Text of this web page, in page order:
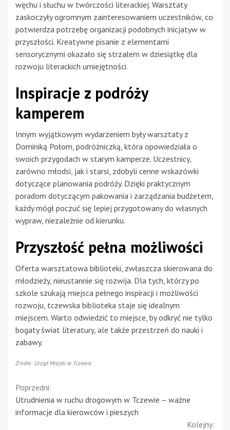
węchu i słuchu w twórczości literackiej. Warsztaty
zaskoczyły ogromnym zainteresowaniem uczestników, co
potwierdza potrzebę organizacji podobnych inicjatyw w
przyszłości. Kreatywne pisanie z elementami
sensorycznymi okazało się strzałem w dziesiątkę dla
rozwoju literackich umiejętności.
Inspiracje z podróży
kamperem
Innym wyjątkowym wydarzeniem były warsztaty z
Dominiką Połom, podróżniczką, która opowiedziała o
swoich przygodach w starym kamperze. Uczestnicy,
zarówno młodsi, jak i starsi, zdobyli cenne wskazówki
dotyczące planowania podróży. Dzięki praktycznym
poradom dotyczącym pakowania i zarządzania budżetem,
każdy mógł poczuć się lepiej przygotowany do własnych
wypraw, niezależnie od kierunku.
Przyszłość pełna możliwości
Oferta warsztatowa biblioteki, zwłaszcza skierowana do
młodzieży, nieustannie się rozwija. Dla tych, którzy po
szkole szukają miejsca pełnego inspiracji i możliwości
rozwoju, tczewska biblioteka staje się idealnym
miejscem. Warto odwiedzić to miejsce, by odkryć nie tylko
bogaty świat literatury, ale także przestrzeń do nauki i
zabawy.
Źródło: Urząd Miejski w Tczewie
Continue
Reading
Poprzedni:
Utrudnienia w ruchu drogowym w Tczewie – ważne
informacje dla kierowców i pieszych
Kolejny: